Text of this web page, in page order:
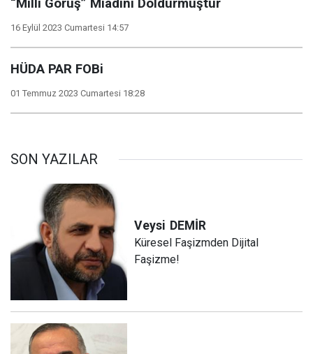
“Milli Görüş” Miadını Doldurmuştur
16 Eylül 2023 Cumartesi 14:57
HÜDA PAR FOBi
01 Temmuz 2023 Cumartesi 18:28
SON YAZILAR
Veysi DEMİR
Küresel Faşizmden Dijital
Faşizme!